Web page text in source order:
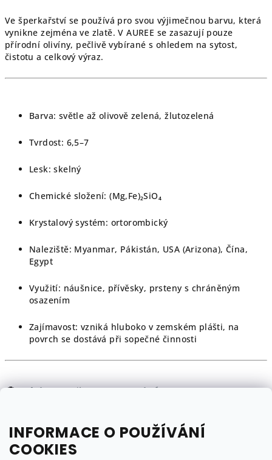
INFORMACE O POUŽÍVÁNÍ
COOKIES
Ve šperkařství se používá pro svou výjimečnou barvu, která
vynikne zejména ve zlatě. V AUREE se zasazují pouze
přírodní olivíny, pečlivě vybírané s ohledem na sytost,
čistotu a celkový výraz.
Barva: světle až olivově zelená, žlutozelená
Tvrdost: 6,5–7
Lesk: skelný
Chemické složení: (Mg,Fe)₂SiO₄
Krystalový systém: ortorombický
Naleziště: Myanmar, Pákistán, USA (Arizona), Čína,
Egypt
Využití: náušnice, přívěsky, prsteny s chráněným
osazením
Zajímavost: vzniká hluboko v zemském plášti, na
povrch se dostává při sopečné činnosti
💎Objevte šperky s olivínem
nepřehlédnutelný kámen.